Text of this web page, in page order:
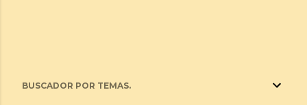
BUSCADOR POR TEMAS.